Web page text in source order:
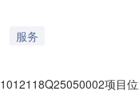
服务
项目